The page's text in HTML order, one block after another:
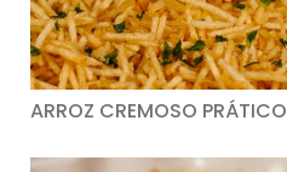
ARROZ CREMOSO PRÁTICO